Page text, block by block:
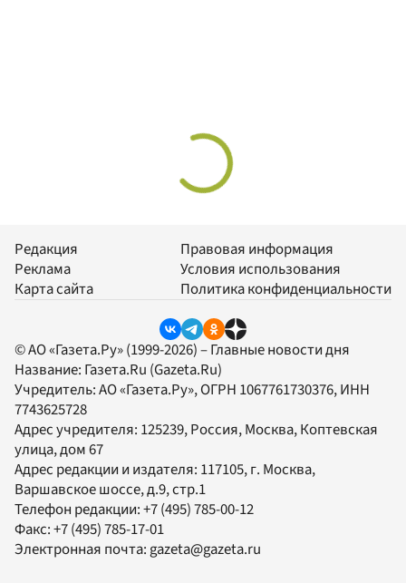
Редакция
Реклама
Карта сайта
Правовая информация
Условия использования
Политика конфиденциальности
© АО «Газета.Ру» (1999-2026) – Главные новости дня
Название: Газета.Ru (Gazeta.Ru)
Учредитель:АО «Газета.Ру», ОГРН 1067761730376, ИНН
7743625728
Адрес учредителя: 125239, Россия, Москва, Коптевская
улица, дом 67
Адрес редакции и издателя: 117105, г. Москва,
Варшавское шоссе, д.9, стр.1
Телефон редакции:+7 (495) 785-00-12
Факс:+7 (495) 785-17-01
Электронная почта: gazeta@gazeta.ru